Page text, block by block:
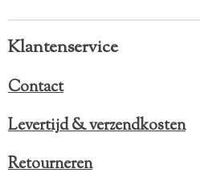
Klantenservice
Contact
Levertijd & verzendkosten
Retourneren